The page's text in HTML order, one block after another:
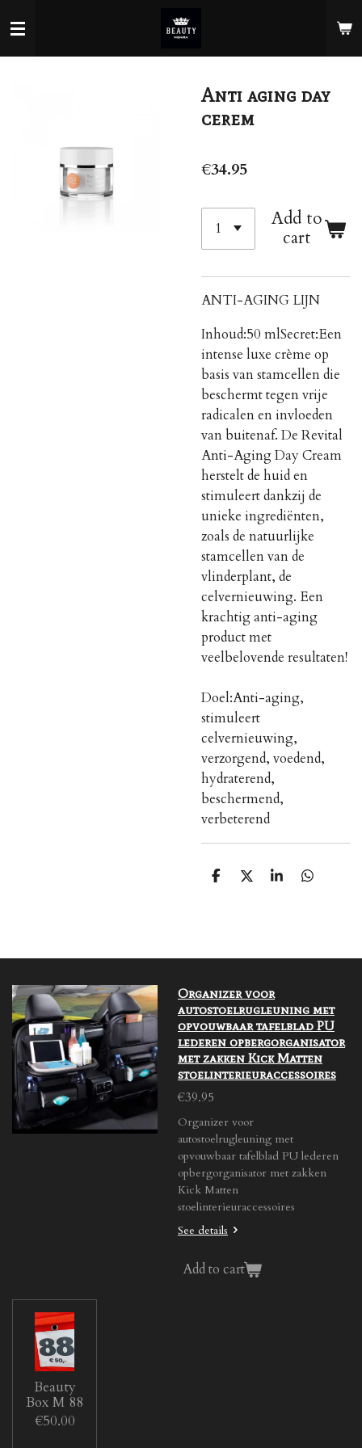
to
main
Anti aging day
cerem
€34.95
Add to
cart
ANTI-AGING LIJN
Inhoud:50 mlSecret:Een
intense luxe crème op
basis van stamcellen die
beschermt tegen vrije
radicalen en invloeden
van buitenaf. De Revital
Anti-Aging Day Cream
herstelt de huid en
stimuleert dankzij de
unieke ingrediënten,
zoals de natuurlijke
stamcellen van de
vlinderplant, de
celvernieuwing. Een
krachtig anti-aging
product met
veelbelovende resultaten!
Doel:Anti-aging,
stimuleert
celvernieuwing,
verzorgend, voedend,
hydraterend,
beschermend,
verbeterend
S
S
S
S
Organizer voor
autostoelrugleuning met
opvouwbaar tafelblad PU
lederen opbergorganisator
met zakken Kick Matten
stoelinterieuraccessoires
€39.95
Organizer voor
autostoelrugleuning met
opvouwbaar tafelblad PU lederen
opbergorganisator met zakken
Kick Matten
stoelinterieuraccessoires
See details
Add to cart
Beauty
Box M 88
€50.00